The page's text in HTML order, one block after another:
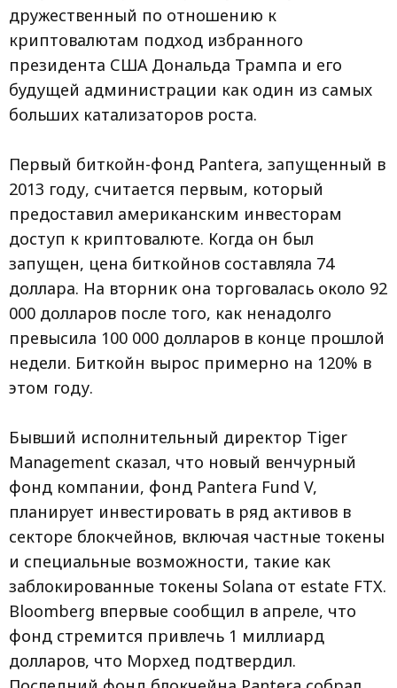
дружественный по отношению к
криптовалютам подход избранного
президента США Дональда Трампа и его
будущей администрации как один из самых
больших катализаторов роста.
Первый биткойн-фонд Pantera, запущенный в
2013 году, считается первым, который
предоставил американским инвесторам
доступ к криптовалюте. Когда он был
запущен, цена биткойнов составляла 74
доллара. На вторник она торговалась около 92
000 долларов после того, как ненадолго
превысила 100 000 долларов в конце прошлой
недели. Биткойн вырос примерно на 120% в
этом году.
Бывший исполнительный директор Tiger
Management сказал, что новый венчурный
фонд компании, фонд Pantera Fund V,
планирует инвестировать в ряд активов в
секторе блокчейнов, включая частные токены
и специальные возможности, такие как
заблокированные токены Solana от estate FTX.
Bloomberg впервые сообщил в апреле, что
фонд стремится привлечь 1 миллиард
долларов, что Морхед подтвердил.